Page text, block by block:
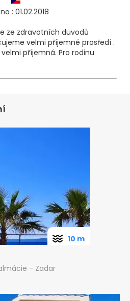
: 01.02.2018
ze zdravotních duvodů
velmi příjemné prosředí .
příjemná. Pro rodinu
- Zadar
10 m